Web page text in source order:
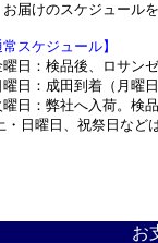
けのスケジュールを
常スケジュール】
曜日：検品後、ロサン
曜日：成田到着（月曜
曜日：弊社へ入荷。検
・日曜日、祝祭日など
お